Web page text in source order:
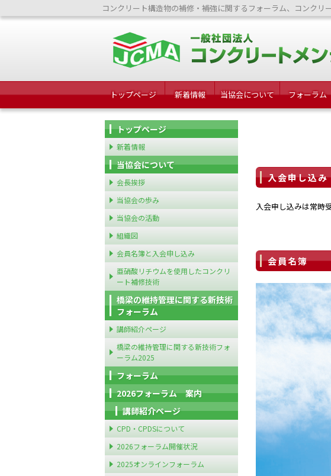
コンクリート構造物の補修・補強に関するフォーラム、コンクリ
トップページ 新着情報 当協会について フォーラム
入会申し込み
入会申し込みは常時
会員名簿
トップページ
新着情報
当協会について
会長挨拶
当協会の歩み
当協会の活動
組織図
会員名簿と入会申し込み
亜硝酸リチウムを使用したコンクリ
ート補修技術
橋梁の維持管理に関する新技術
フォーラム
講師紹介ページ
橋梁の維持管理に関する新技術フォ
ーラム2025
フォーラム
2026フォーラム 案内
講師紹介ページ
CPD・CPDSについて
2026フォーラム開催状況
2025オンラインフォーラム